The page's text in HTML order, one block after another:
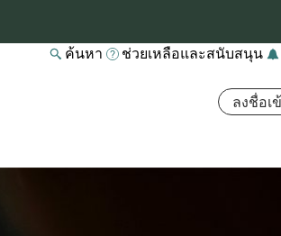
ค้นหา ช่วยเหลือและสนับสนุน
ลงชื่อเ